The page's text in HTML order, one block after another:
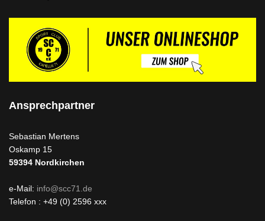
Ansprechpartner
Sebastian Mertens
Oskamp 15
59394 Nordkirchen
e-Mail: info@scc71.de
Telefon : +49 (0) 2596 xxx